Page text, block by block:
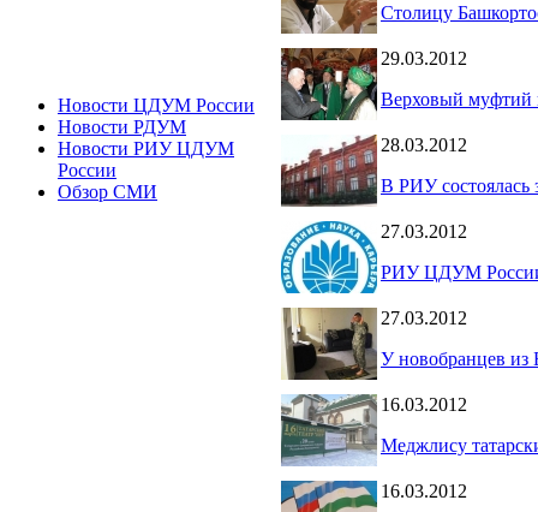
Новости ЦДУМ России
Новости РДУМ
Новости РИУ ЦДУМ
России
Обзор СМИ
Столицу
29.03.2012
Верховый муфтий
28.03.2012
В РИУ состоялась
27.03.2012
РИУ ЦДУМ России
27.03.2012
У новобранцев из
16.03.2012
Меджлису
16.03.2012